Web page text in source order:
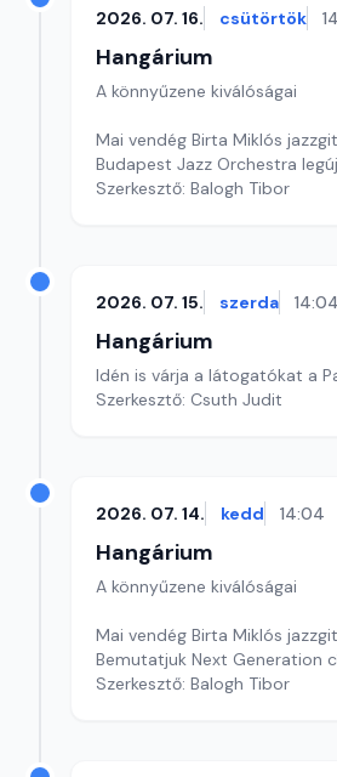
2026. 07. 16. csütörtök
Hangárium
A könnyűzene kiválóságai
Mai vendég Birta Miklós
Budapest Jazz Orchestra
Szerkesztő: Balogh Tibor
2026. 07. 15. szerda 14:04
Hangárium
Idén is várja a látogatókat a
Szerkesztő: Csuth Judit
2026. 07. 14. kedd 14:04
Hangárium
A könnyűzene kiválóságai
Mai vendég Birta Miklós
Bemutatjuk Next Generation
Szerkesztő: Balogh Tibor